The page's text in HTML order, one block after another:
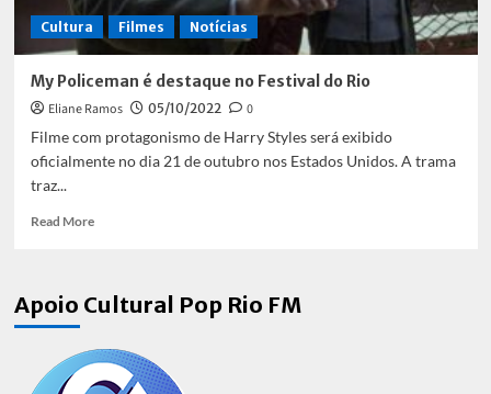
Cultura Filmes Notícias
My Policeman é destaque no Festival do Rio
Eliane Ramos 05/10/2022
0
Filme com protagonismo de Harry Styles será exibido
oficialmente no dia 21 de outubro nos Estados Unidos. A trama
traz...
Read MoreRead
Policeman
no
Festival
Apoio Cultural Pop Rio FM